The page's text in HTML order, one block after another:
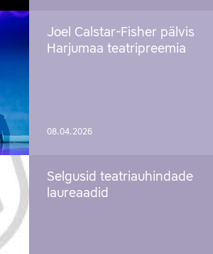
Joel Calstar-Fisher pälvis
Harjumaa teatripreemia
08.04.2026
Selgusid teatriauhindade
laureaadid